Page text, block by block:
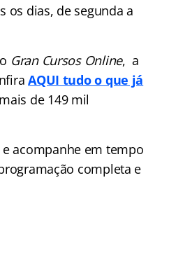
os dias, de segunda a
Gran Cursos Online, a
AQUI tudo o que já
de 149 mil
e acompanhe em tempo
completa e